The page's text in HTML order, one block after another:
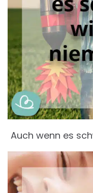
Auch wenn es